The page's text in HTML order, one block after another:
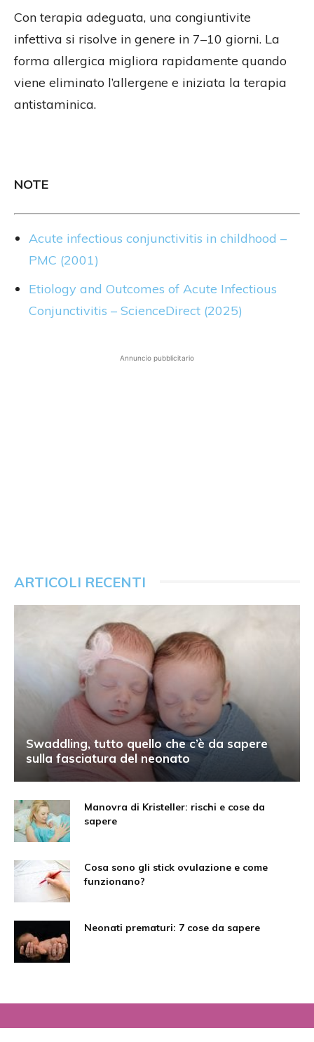
Con terapia adeguata, una congiuntivite
infettiva si risolve in genere in 7–10 giorni. La
forma allergica migliora rapidamente quando
viene eliminato l’allergene e iniziata la terapia
antistaminica.
NOTE
Acute infectious conjunctivitis in childhood –
PMC (2001)
Etiology and Outcomes of Acute Infectious
Conjunctivitis – ScienceDirect (2025)
Annuncio pubblicitario
ARTICOLI RECENTI
Swaddling, tutto quello che c’è da sapere
sulla fasciatura del neonato
Manovra di Kristeller: rischi e cose da
sapere
Cosa sono gli stick ovulazione e come
funzionano?
Neonati prematuri: 7 cose da sapere